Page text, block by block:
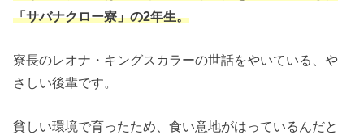
「サバナクロー寮」の2年生。
寮長のレオナ・キングスカラーの世話をやいている、や
さしい後輩です。
貧しい環境で育ったため、食い意地がはっているんだと